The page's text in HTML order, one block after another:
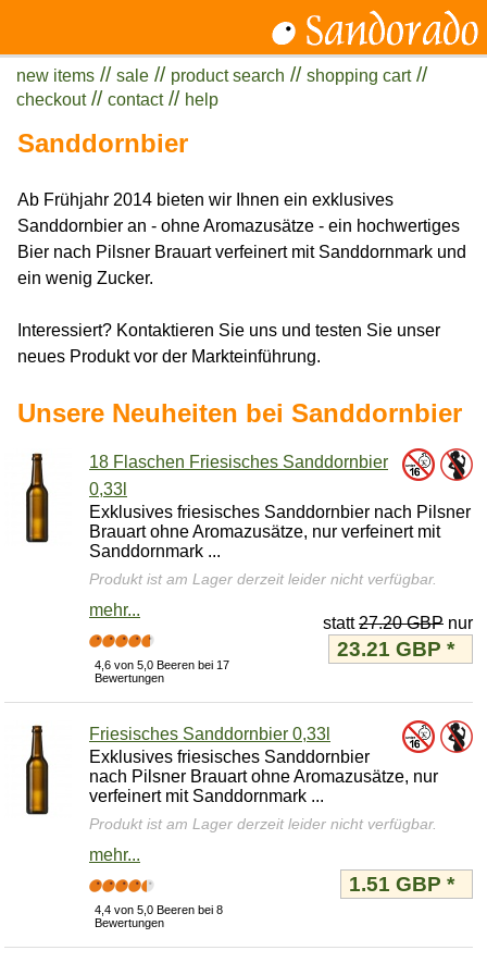
new items // sale // product search // shopping cart//
checkout// contact// help
Sanddornbier
Ab Frühjahr 2014 bieten wir Ihnen ein exklusives
Sanddornbier an - ohne Aromazusätze - ein hochwertiges
Bier nach Pilsner Brauart verfeinert mit Sanddornmark und
ein wenig Zucker.
Interessiert? Kontaktieren Sie uns und testen Sie unser
neues Produkt vor der Markteinführung.
Unsere Neuheiten bei Sanddornbier
18 Flaschen Friesisches Sanddornbier
0,33l
Exklusives friesisches Sanddornbier nach Pilsner
Brauart ohne Aromazusätze, nur verfeinert mit
Sanddornmark ...
Produkt ist am Lager derzeit leider nicht verfügbar.
mehr...
4,6 von 5,0 Beeren bei 17
Bewertungen
statt27.20 GBP nur
23.21 GBP*
Friesisches Sanddornbier 0,33l
Exklusives friesisches Sanddornbier
nach Pilsner Brauart ohne Aromazusätze, nur
verfeinert mit Sanddornmark ...
Produkt ist am Lager derzeit leider nicht verfügbar.
mehr...
4,4 von 5,0 Beeren bei 8
Bewertungen
1.51 GBP*